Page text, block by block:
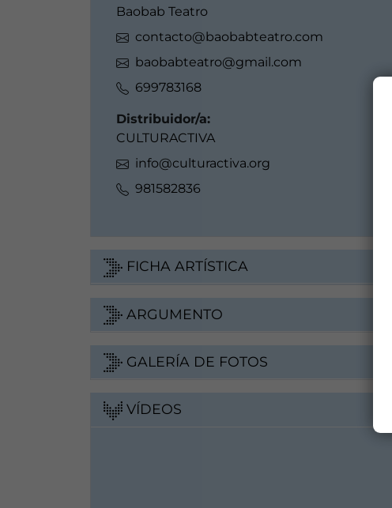
Baobab Teatro
contacto@baobabteatro.com
baobabteatro@gmail.com
699783168
Distribuidor/a:
CULTURACTIVA
info@culturactiva.org
981582836
FICHA ARTÍSTICA
ARGUMENTO
GALERÍA DE FOTOS
VÍDEOS